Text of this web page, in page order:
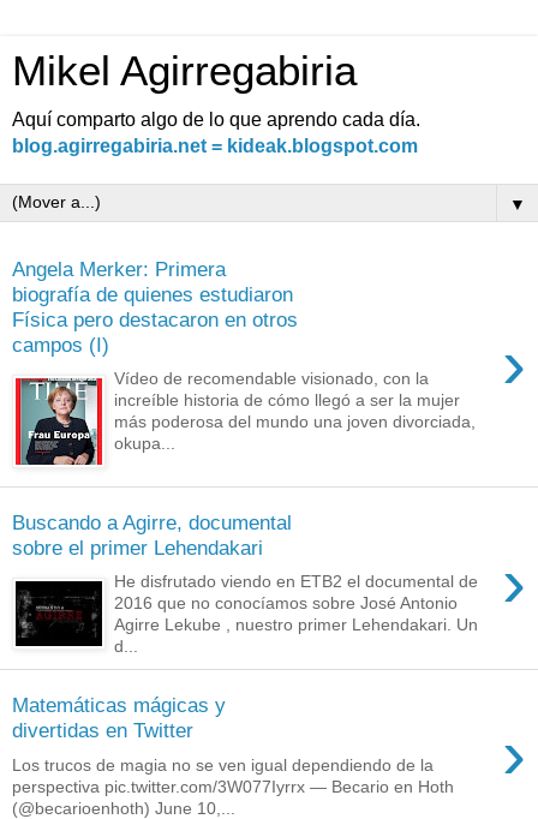
Mikel Agirregabiria
Aquí comparto algo de lo que aprendo cada día.
blog.agirregabiria.net = kideak.blogspot.com
▼
Angela Merker: Primera
biografía de quienes estudiaron
Física pero destacaron en otros
campos (I)
›
Vídeo de recomendable visionado, con la
increíble historia de cómo llegó a ser la mujer
más poderosa del mundo una joven divorciada,
okupa...
Buscando a Agirre, documental
sobre el primer Lehendakari
›
He disfrutado viendo en ETB2 el documental de
2016 que no conocíamos sobre José Antonio
Agirre Lekube , nuestro primer Lehendakari. Un
d...
Matemáticas mágicas y
divertidas en Twitter
›
Los trucos de magia no se ven igual dependiendo de la
perspectiva pic.twitter.com/3W077Iyrrx — Becario en Hoth
(@becarioenhoth) June 10,...